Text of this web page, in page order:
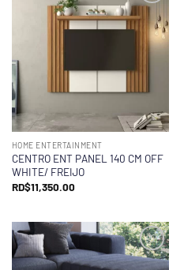
HOME ENTERTAINMENT
CENTRO ENT PANEL 140 CM OFF
WHITE/ FREIJO
RD$11,350.00